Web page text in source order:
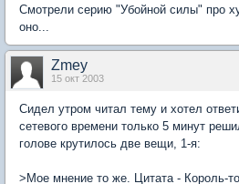
Смотрели серию "Убойной силы" про
оно...
Zmey
15 окт 2003
Сидел утром читал тему и хотел
сетевого времени только 5 минут
голове крутилось две вещи, 1-я:
>Мое мнение то же. Цитата - Король-